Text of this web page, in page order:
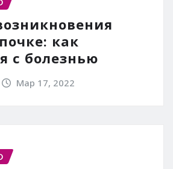
как
с болезнью
Мар 17, 2022